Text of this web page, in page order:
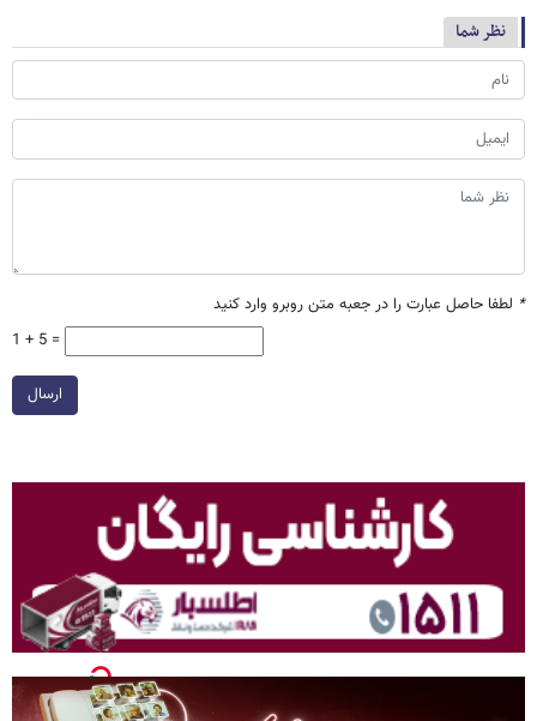
نظر شما
* لطفا حاصل عبارت را در جعبه متن روبرو وارد کنید
1 + 5 =
ارسال